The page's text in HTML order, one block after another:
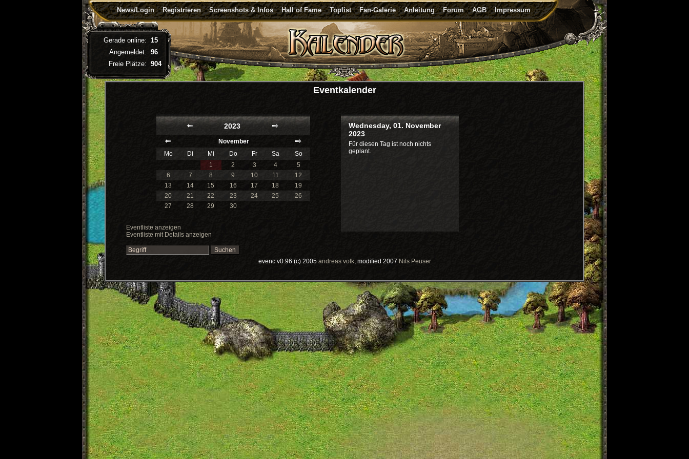
News/Login Registrieren Screenshots & Infos Hall of Fame Toplist Fan-Galerie Anleitung Forum AGB Impressum
Eventkalender
2023
November
Mo
Di Mi Do Fr Sa
So
1
2 3 4
5
6
7 8 9 10 11
12
13
14 15 16 17 18
19
20
21 22 23 24 25
26
27
28 29 30
Eventliste anzeigen
Eventliste mit Details anzeigen
Wednesday, 01. November
2023
Für diesen Tag ist noch nichts
geplant.
evenc v0.96 (c) 2005 andreas volk, modified 2007 Nils Peuser
Gerade online: 15
Angemeldet: 96
Freie Plätze: 904